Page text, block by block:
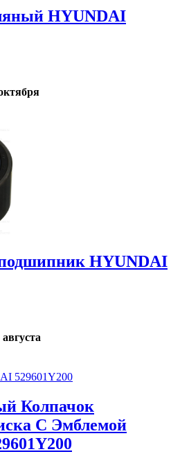
HYUNDAI
HYUNDAI
августа
Колпачок
С Эмблемой